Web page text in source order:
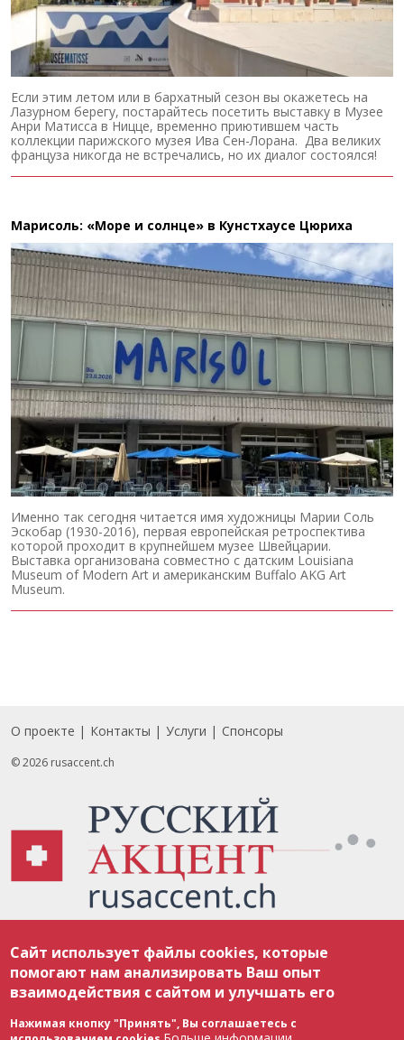
Если этим летом или в бархатный сезон вы окажетесь на
Лазурном берегу, постарайтесь посетить выставку в Музее
Анри Матисса в Ницце, временно приютившем часть
коллекции парижского музея Ива Сен-Лорана. Два великих
француза никогда не встречались, но их диалог состоялся!
Марисоль: «Море и солнце» в Кунстхаусе Цюриха
Именно так сегодня читается имя художницы Марии Соль
Эскобар (1930-2016), первая европейская ретроспектива
которой проходит в крупнейшем музее Швейцарии.
Выставка организована совместно с датским Louisiana
Museum of Modern Art и американским Buffalo AKG Art
Museum.
Footer
О проекте Контакты Услуги Спонсоры
© 2026 rusaccent.ch
соответствии с законодательством Швейцарии об авторском праве и
международными соглашениями. Полное или частичное использование
материалов возможно только с разрешения редакции. В случае полного
или частичного воспроизведения материалов сайта rusaccent.ch,
ОБЯЗАТЕЛЬНА АКТИВНАЯ ГИПЕРССЫЛКА на конкретный заимствованный
текст. Фотоизображения, размещенные редакцией rusaccent.ch, являются
ее исключительной собственностью. Полное или частичное
Сайт использует файлы cookies, которые
помогают нам анализировать Ваш опыт
взаимодействия с сайтом и улучшать его
Нажимая кнопку "Принять", Вы соглашаетесь с